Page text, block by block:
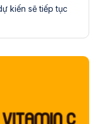
kiến sẽ tiếp tục